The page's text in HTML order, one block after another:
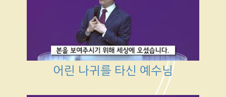
어린 나귀를 타신 예수님